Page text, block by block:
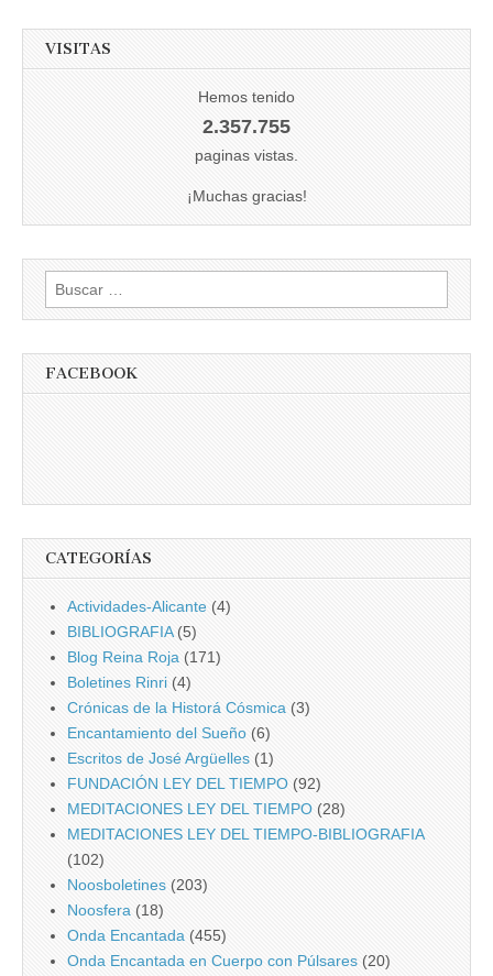
VISITAS
Hemos tenido
2.357.755
paginas vistas.
¡Muchas gracias!
Buscar:
FACEBOOK
CATEGORÍAS
Actividades-Alicante (4)
BIBLIOGRAFIA(5)
Blog Reina Roja (171)
Boletines Rinri (4)
Crónicas de la Historá Cósmica (3)
Encantamiento del Sueño (6)
Escritos de José Argüelles (1)
FUNDACIÓN LEY DEL TIEMPO (92)
MEDITACIONES LEY DEL TIEMPO (28)
MEDITACIONES LEY DEL TIEMPO-BIBLIOGRAFIA
(102)
Noosboletines (203)
Noosfera (18)
Onda Encantada (455)
Onda Encantada en Cuerpo con Púlsares (20)